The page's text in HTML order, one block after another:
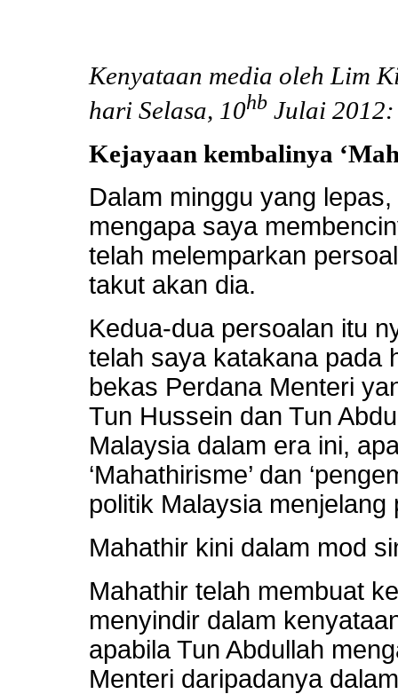
Kenyataan media oleh Lim
hari Selasa, 10hb Julai 2012:
Kejayaan kembalinya
Dalam minggu yang
mengapa saya
telah melemparkan
takut akan dia.
Kedua-dua persoalan itu
telah saya katakana pada
bekas Perdana Menteri
Tun Hussein dan Tun
Malaysia dalam era ini,
‘Mahathirisme’ dan
politik Malaysia
Mahathir kini dalam mod
Mahathir telah membuat
menyindir dalam
apabila Tun Abdullah
Menteri daripadanya